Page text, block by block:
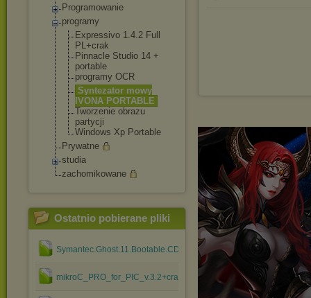
Programowanie
programy
Expressivo 1.4.2 Full
PL+crak
Pinnacle Studio 14 +
portable
programy OCR
Syntezator mowy
IVONA PORTABLE
Tworzenie obrazu
partycji
Windows Xp Portable
Prywatne
studia
zachomikowane
Ostatnio pobierane pliki
Symantec.Ghost.11.Bootable.CD.rar
mikroC_PRO_for_PIC_v.3.2+crack.rar